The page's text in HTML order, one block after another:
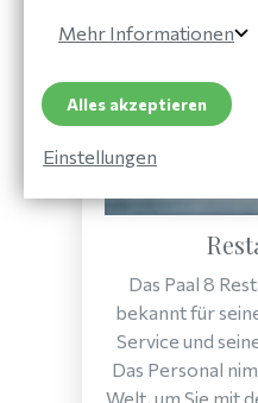
Das Paal 8
bekannt für
Service und
Das Personal
Welt, um Sie mit
Mehr Informationen
Alles akzeptieren
Einstellungen